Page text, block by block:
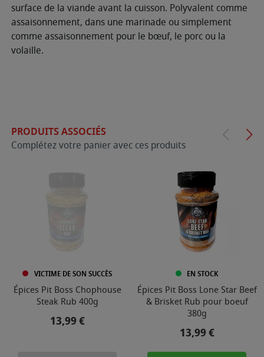
surface de la viande avant la cuisson. Polyvalent comme
assaisonnement, dans une marinade ou simplement
comme assaisonnement pour le bœuf, le porc ou la
volaille.
PRODUITS ASSOCIÉS
Complétez votre panier avec ces produits
VICTIME DE SON SUCCÈS
Épices Pit Boss Chophouse
Steak Rub 400g
Prix
13,99 €
EN STOCK
Épices Pit Boss Lone Star Beef
& Brisket Rub pour boeuf
380g
Prix
13,99 €